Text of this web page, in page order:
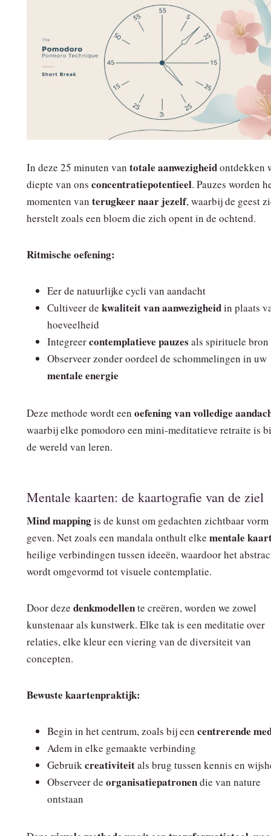
In deze 25 minuten van totale aanwezigheidontdekken
diepte van ons concentratiepotentieel. Pauzes worden
momenten van terugkeer naar jezelf, waarbij de geest
herstelt zoals een bloem die zich opent in de ochtend.
Ritmische oefening:
Eer de natuurlijke cycli van aandacht
Cultiveer de kwaliteit van aanwezigheidin plaats
hoeveelheid
Integreercontemplatieve pauzes als spirituele bron
Observeer zonder oordeel de schommelingen in uw
mentale energie
Deze methode wordt een oefening van volledige
waarbij elke pomodoro een mini‑meditatieve retraite is
de wereld van leren.
Mentale kaarten: de kaartografie van de ziel
Mind mappingis de kunst om gedachten zichtbaar vorm
geven. Net zoals een mandala onthult elke mentale
heilige verbindingen tussen ideeën, waardoor het
wordt omgevormd tot visuele contemplatie.
Door deze denkmodellente creëren, worden we zowel
kunstenaar als kunstwerk. Elke tak is een meditatie over
relaties, elke kleur een viering van de diversiteit van
concepten.
Bewuste kaartenpraktijk:
Begin in het centrum, zoals bij een centrerende
Adem in elke gemaakte verbinding
Gebruikcreativiteitals brug tussen kennis en
Observeer de organisatiepatronendie van nature
ontstaan